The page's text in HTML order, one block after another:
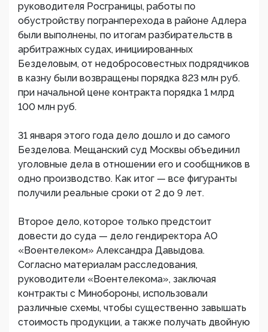
руководителя Росграницы, работы по
обустройству погранперехода в районе Адлера
были выполнены, по итогам разбирательств в
арбитражных судах, инициированных
Безделовым, от недобросовестных подрядчиков
в казну были возвращены порядка 823 млн руб.
при начальной цене контракта порядка 1 млрд
100 млн руб.
31 января этого года дело дошло и до самого
Безделова. Мещанский суд Москвы объединил
уголовные дела в отношении его и сообщников в
одно производство. Как итог — все фигуранты
получили реальные сроки от 2 до 9 лет.
Второе дело, которое только предстоит
довести до суда — дело гендиректора АО
«Воентелеком» Александра Давыдова.
Согласно материалам расследования,
руководители «Воентелекома», заключая
контракты с Минобороны, использовали
различные схемы, чтобы существенно завышать
стоимость продукции, а также получать двойную